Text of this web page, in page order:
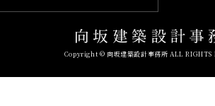
Copyright © 向坂建築設計事務所 ALL RIGHTS